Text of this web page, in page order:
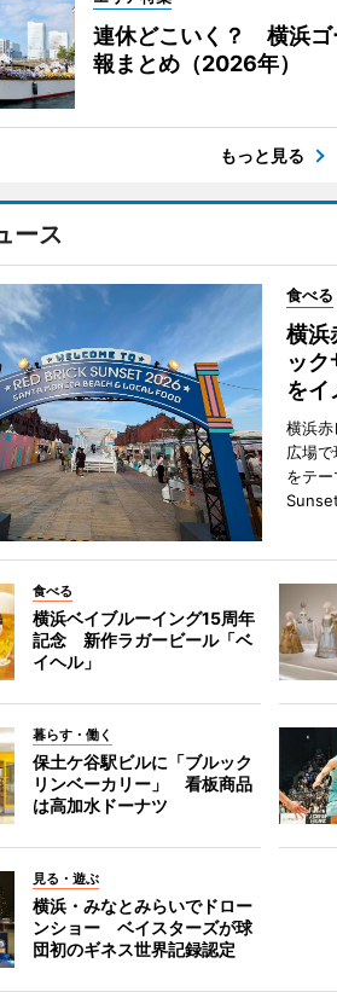
連休どこいく？ 横浜ゴ
報まとめ（2026年）
もっと見る
ース
食べる
横浜
ッ
を
横浜赤
広場
をテ
食べる
横浜ベイブルーイング15周年
記念 新作ラガービール「ベ
イヘル」
暮らす・働く
保土ケ谷駅ビルに「ブルック
リンベーカリー」 看板商品
は高加水ドーナツ
見る・遊ぶ
横浜・みなとみらいでドロー
ンショー ベイスターズが球
団初のギネス世界記録認定